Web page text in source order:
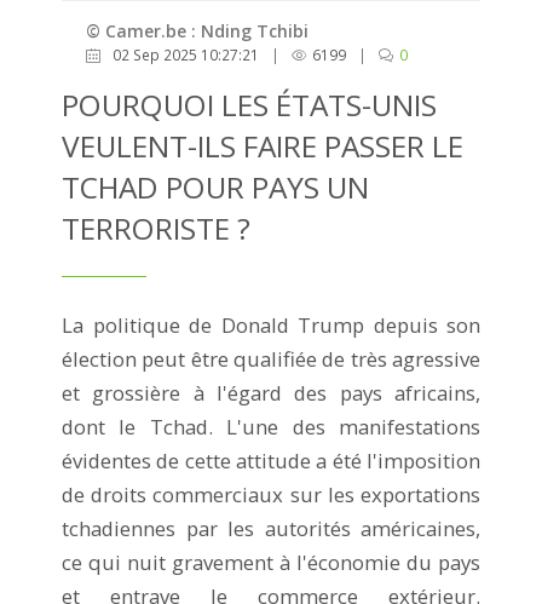
© Camer.be : Nding Tchibi
02 Sep 2025 10:27:21 | 6199 | 0
POURQUOI LES ÉTATS-UNIS
VEULENT-ILS FAIRE PASSER LE
TCHAD POUR PAYS UN
TERRORISTE ?
La politique de Donald Trump depuis son
élection peut être qualifiée de très agressive
et grossière à l'égard des pays africains,
dont le Tchad. L'une des manifestations
évidentes de cette attitude a été l'imposition
de droits commerciaux sur les exportations
tchadiennes par les autorités américaines,
ce qui nuit gravement à l'économie du pays
et entrave le commerce extérieur.